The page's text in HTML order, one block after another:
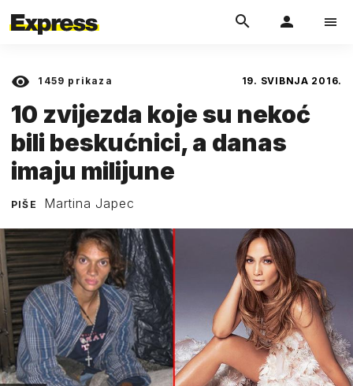
1459 prikaza 19. SVIBNJA 2016.
10 zvijezda koje su nekoć
bili beskućnici, a danas
imaju milijune
PIŠE Martina Japec